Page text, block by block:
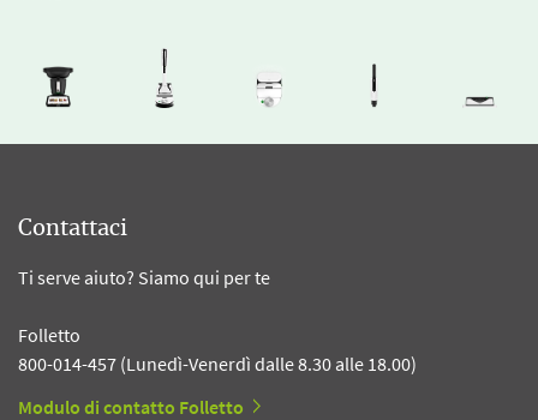
Contattaci
Ti serve aiuto? Siamo qui per te
Folletto
800-014-457 (Lunedì-Venerdì dalle 8.30 alle 18.00)
Modulo di contatto Folletto